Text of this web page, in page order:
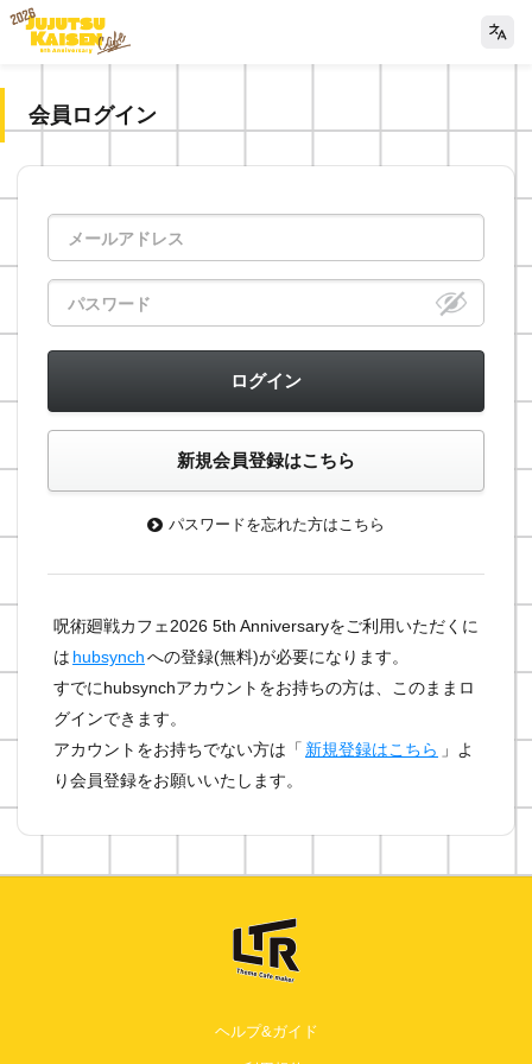
会員ログイン
> パスワードを忘れた方はこちら
呪術廻戦カフェ2026 5th Anniversaryをご利用いただくに
は hubsynchへの登録(無料)が必要になります。
すでにhubsynchアカウントをお持ちの方は、このままロ
グインできます。
アカウントをお持ちでない方は「 新規登録はこちら 」よ
り会員登録をお願いいたします。
ヘルプ&ガイド